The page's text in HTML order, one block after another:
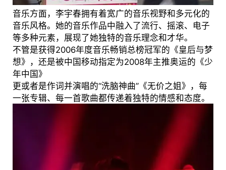
音乐方面，李宇春拥有着宽广的音乐视野和多元化的
音乐风格。她的音乐作品中融入了流行、摇滚、电子
等多种元素，展现了她独特的音乐理念和才华。
不管是获得2006年度音乐畅销总榜冠军的《皇后与梦
想》，还是被中国移动指定为2008年主推奥运的《少
年中国》
更或者是作词并演唱的“洗脑神曲”《无价之姐》，每
一张专辑、每一首歌曲都传递着独特的情感和态度。